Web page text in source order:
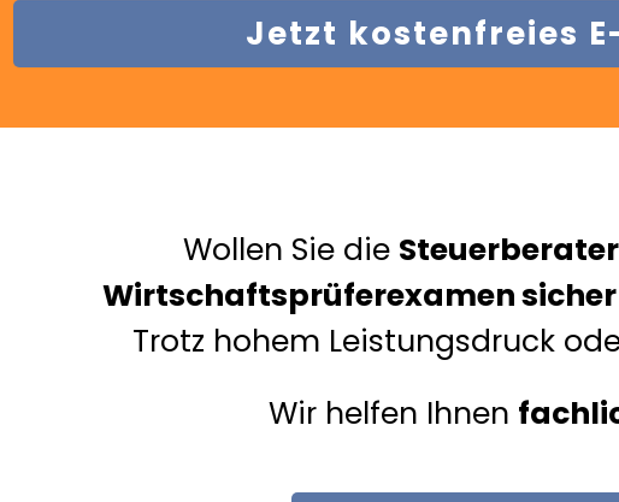
Jetzt kostenfreies
Wollen Sie die
Wirtschaftsprüferexamen
Trotz hohem Leistungsdruck
Wir helfen Ihnen